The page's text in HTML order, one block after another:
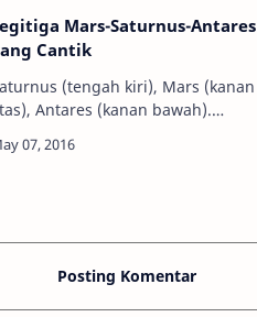
Mars-Saturnus-Antares
Cantik
(tengah kiri), Mars (kanan
Antares (kanan bawah).
- Belakangan ini, ketika
Posting Komentar